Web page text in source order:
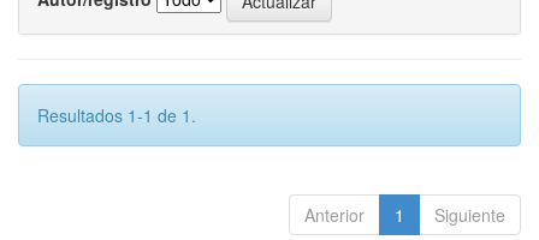
Resultados 1-1 de 1.
Anterior 1 Siguiente